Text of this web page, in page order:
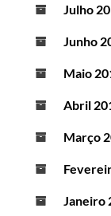
Julho
Junho
Maio
Abril
Março
Janeiro